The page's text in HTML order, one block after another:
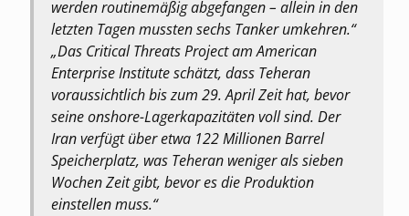
werden routinemäßig abgefangen – allein in den
letzten Tagen mussten sechs Tanker umkehren.“
„Das Critical Threats Project am American
Enterprise Institute schätzt, dass Teheran
voraussichtlich bis zum 29. April Zeit hat, bevor
seine onshore-Lagerkapazitäten voll sind. Der
Iran verfügt über etwa 122 Millionen Barrel
Speicherplatz, was Teheran weniger als sieben
Wochen Zeit gibt, bevor es die Produktion
einstellen muss.“